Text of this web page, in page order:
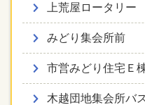
上荒屋ロータリー
みどり集会所前
市営みどり住宅Ｅ
木越団地集会所バ